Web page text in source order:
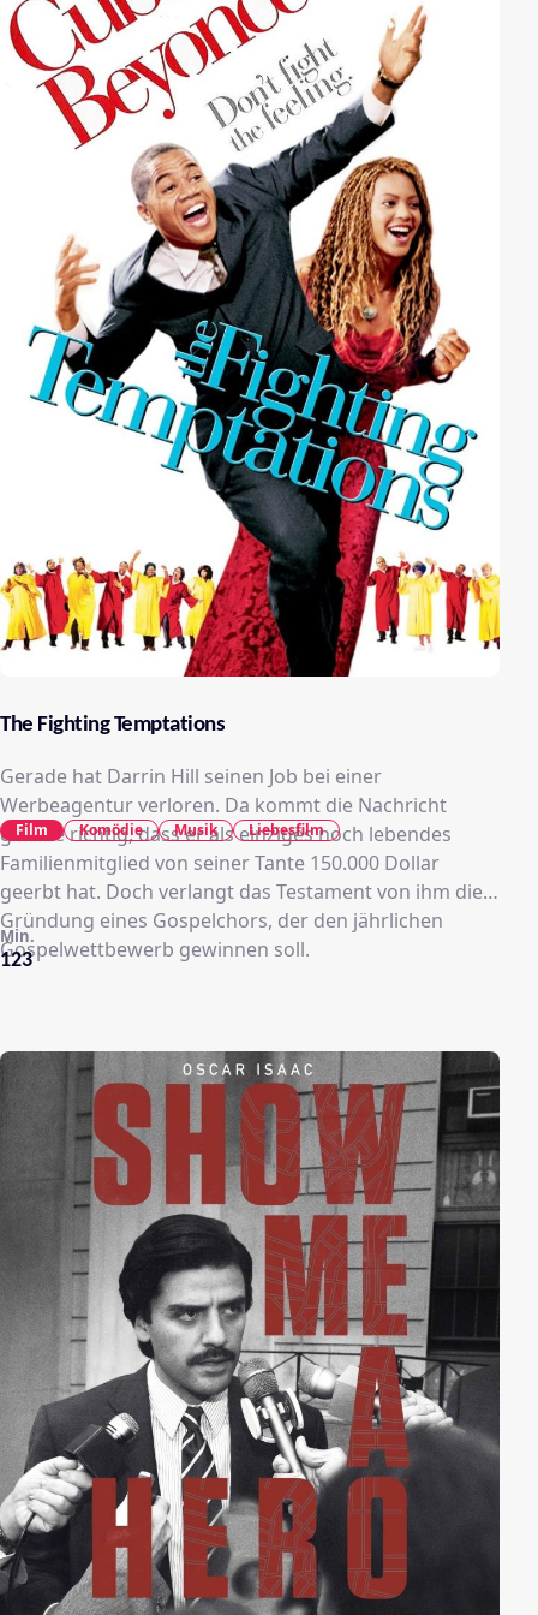
The Fighting Temptations
Gerade hat Darrin Hill seinen Job bei einer
Werbeagentur verloren. Da kommt die Nachricht
gerade richtig, dass er als einziges noch lebendes
Familienmitglied von seiner Tante 150.000 Dollar
geerbt hat. Doch verlangt das Testament von ihm die
Gründung eines Gospelchors, der den jährlichen
Gospelwettbewerb gewinnen soll.
123
Min.
Film Komödie Musik Liebesfilm